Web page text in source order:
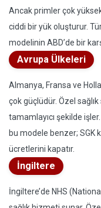
Ancak primler çok
ciddi bir yük oluşturur.
modelinin ABD’de bir
Avrupa Ülkeleri
Almanya, Fransa ve
çok güçlüdür. Özel
tamamlayıcı şekilde
bu modele benzer; SGK
ücretlerini kapatır.
İngiltere
İngiltere’de NHS